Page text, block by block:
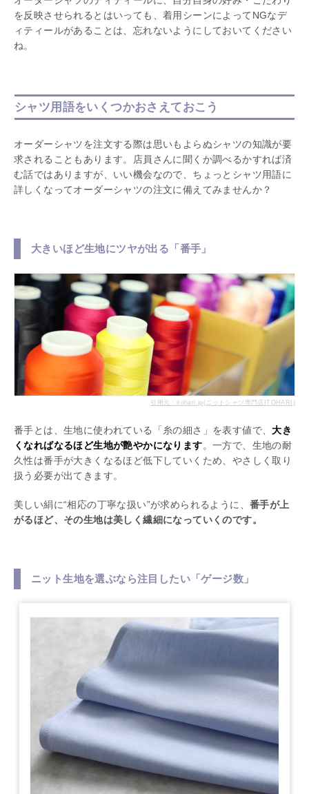
を反映させられるとはいっても、着用シーンによってNGなデ
ィティールがあることは、忘れないようにしておいてください
ね。
シャツ用語をいくつかおさえておこう
オーダーシャツを注文する際は思いもよらぬシャツの知識が要
求されることもあります。店員さんに聞くか調べるかすれば済
む話ではありますが、いい機会なので、ちょっとシャツ用語に
詳しくなってオーダーシャツの注文に備えてみませんか？
大きいほど生地にツヤが出る「番手」
引用元：itohari.jp(ニットシャツ専門店ITOHARI)
番手とは、生地に使われている「糸の細さ」を表す値で、大き
くなればなるほど生地が艶やかになります。一方で、生地の耐
久性は番手が大きくなるほど低下していくため、やさしく取り
扱う必要が出てきます。
美しい絹に“相応の丁寧な扱い”が求められるように、 番手が上
がるほど、その生地は美しく繊細になっていくのです。
ニット生地を選ぶなら注目したい「ゲージ数」